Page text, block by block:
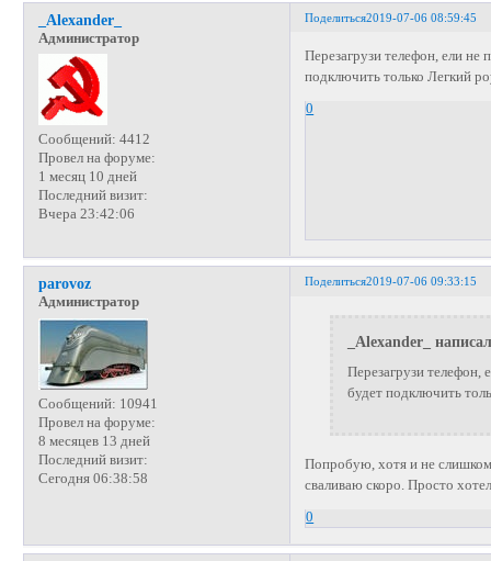
Поделиться2019-07-06 08:59:45
_Alexander_
Администратор
Сообщений: 4412
Провел на форуме:
1 месяц 10 дней
Последний визит:
Вчера 23:42:06
Перезагрузи телефон, ели
подключить только Легкий
0
Поделиться2019-07-06 09:33:15
parovoz
Администратор
Сообщений: 10941
Провел на форуме:
8 месяцев 13 дней
Последний визит:
Сегодня 06:38:58
_Alexander_
Перезагрузи
будет подключить
Попробую, хотя и не слишком
сваливаю скоро. Просто
0